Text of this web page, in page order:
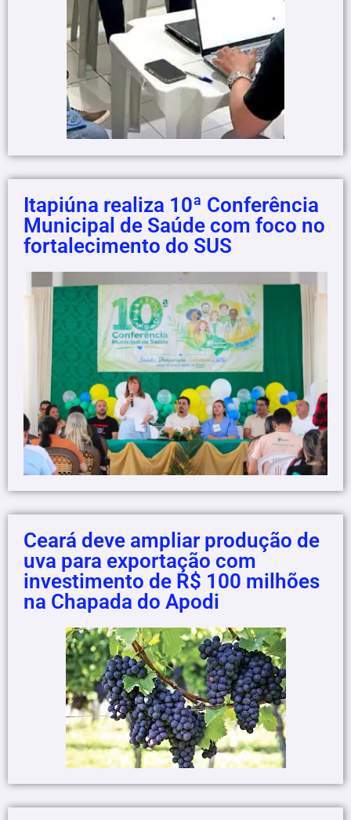
Itapiúna realiza 10ª Conferência
Municipal de Saúde com foco no
fortalecimento do SUS
Ceará deve ampliar produção de
uva para exportação com
investimento de R$ 100 milhões
na Chapada do Apodi